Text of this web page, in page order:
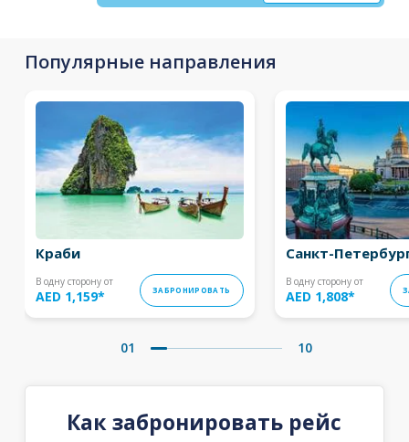
Популярные направления
Краби
В одну сторону от
AED 1,159* ЗАБРОНИРОВАТЬ
Санкт-
В одну сторону от
AED 1,808*
01 10
Как забронировать рейс